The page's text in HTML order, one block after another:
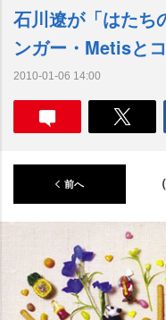
石川遼が「はたち
ンガー・Metisと
2010-01-06 14:00
前へ